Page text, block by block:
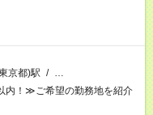
京都)駅 / …
内！≫ご希望の勤務地を紹介